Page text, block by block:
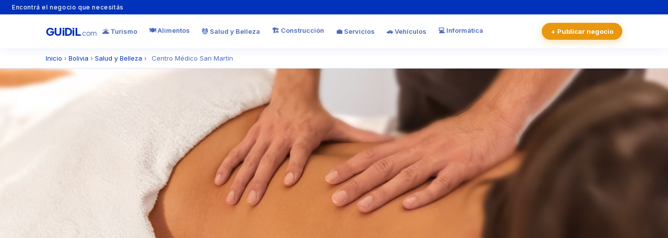
Encontrá el negocio que necesitás
GUiDiL.com 🌋 Turismo 🍽️ Alimentos 💆 Salud y Belleza 🏗️ Construcción 💼 Servicios 🚗 Vehículos 💻 Informática + Publicar negocio
Inicio › Bolivia › Salud y Belleza › Centro Médico San Martín